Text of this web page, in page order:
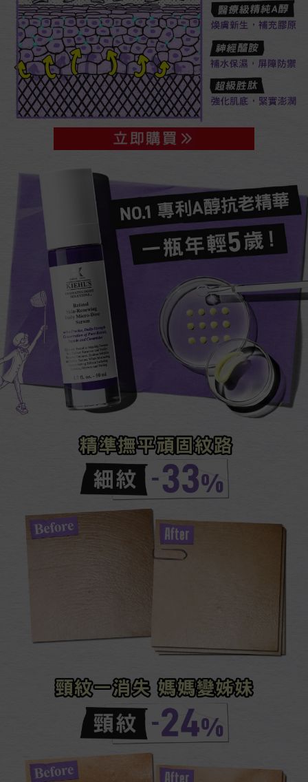
醫療級精純A醇​
煥膚新生，補充膠原​
神經醯胺​
補水保濕，屏障防禦​
超級胜肽​
強化肌底，緊實澎潤​
NO.1 專利A醇抗老精華​​
一瓶年輕5歲！​
精準撫平頑固紋路​​​
細紋​-33%​
頸紋一消失 媽媽變姊妹​
頸紋​-24%